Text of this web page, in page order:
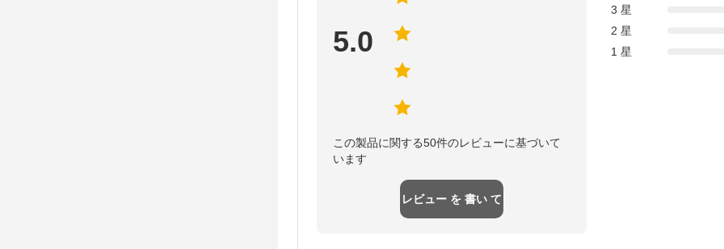
5.0
この製品に関する50件のレビューに基づいて
います
レビュー を 書い て
3 星
2 星
1 星